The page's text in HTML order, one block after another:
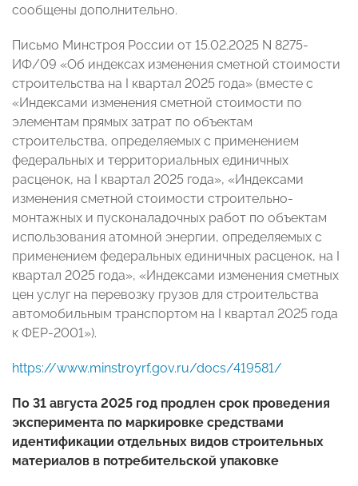
сообщены дополнительно.
Письмо Минстроя России от 15.02.2025 N 8275-
ИФ/09 «Об индексах изменения сметной стоимости
строительства на I квартал 2025 года» (вместе с
«Индексами изменения сметной стоимости по
элементам прямых затрат по объектам
строительства, определяемых с применением
федеральных и территориальных единичных
расценок, на I квартал 2025 года», «Индексами
изменения сметной стоимости строительно-
монтажных и пусконаладочных работ по объектам
использования атомной энергии, определяемых с
применением федеральных единичных расценок, на I
квартал 2025 года», «Индексами изменения сметных
цен услуг на перевозку грузов для строительства
автомобильным транспортом на I квартал 2025 года
к ФЕР-2001»).
https://www.minstroyrf.gov.ru/docs/419581/
По 31 августа 2025 год продлен срок проведения
эксперимента по маркировке средствами
идентификации отдельных видов строительных
материалов в потребительской упаковке